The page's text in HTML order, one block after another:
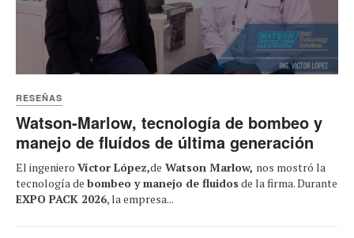
RESEÑAS
Watson-Marlow, tecnología de bombeo y
manejo de fluídos de última generación
El ingeniero Víctor López,de Watson Marlow, nos mostró la
tecnología de bombeo y manejo de fluidos de la firma. Durante
EXPO PACK 2026, la empresa...